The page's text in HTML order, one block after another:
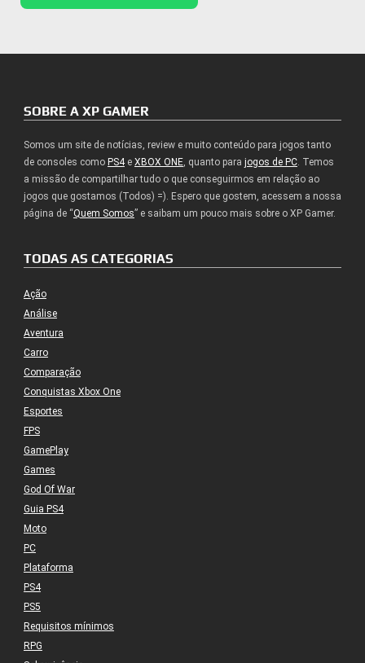
SOBRE A XP GAMER
Somos um site de notícias, review e muito conteúdo para jogos tanto
de consoles como PS4e XBOX ONE, quanto para jogos de PC. Temos
a missão de compartilhar tudo o que conseguirmos em relação ao
jogos que gostamos (Todos) =). Espero que gostem, acessem a nossa
página de “Quem Somos” e saibam um pouco mais sobre o XP Gamer.
TODAS AS CATEGORIAS
Ação
Análise
Aventura
Carro
Comparação
Conquistas Xbox One
Esportes
FPS
GamePlay
Games
God Of War
Guia PS4
Moto
PC
Plataforma
PS4
PS5
Requisitos mínimos
RPG